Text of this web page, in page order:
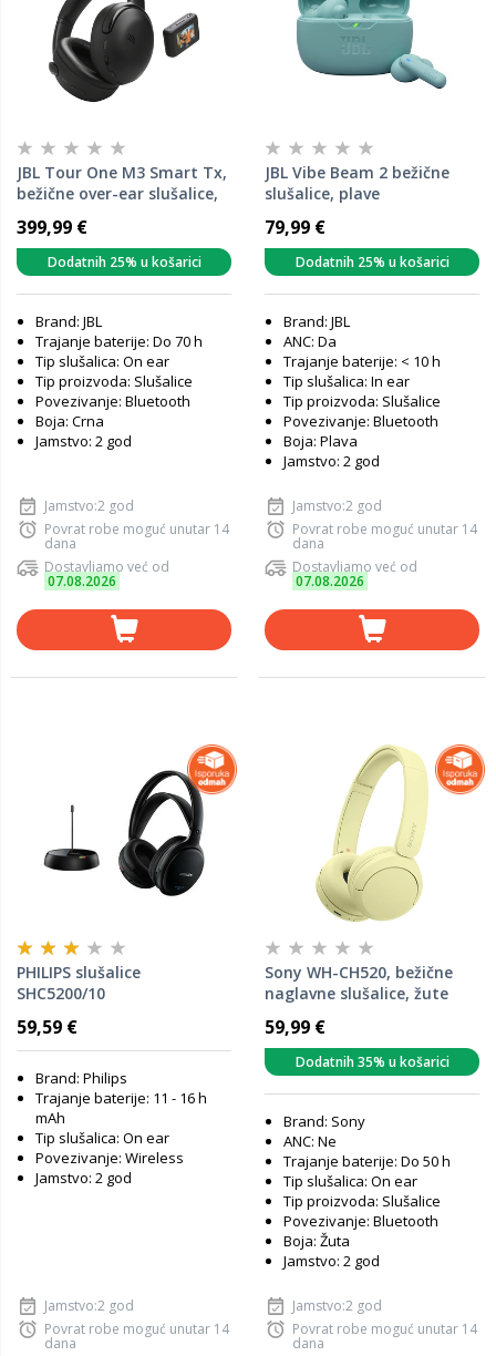
JBL Tour One M3 Smart Tx,
bežične over-ear slušalice,
399,99 €
Dodatnih 25% u košarici
Brand: JBL
Trajanje baterije: Do 70 h
Tip slušalica: On ear
Tip proizvoda: Slušalice
Povezivanje: Bluetooth
Boja: Crna
Jamstvo: 2 god
Jamstvo:2 god
Povrat robe moguć unutar 14
dana
Dostavljamo već od
07.08.2026
JBL Vibe Beam 2 bežične
slušalice, plave
79,99 €
Dodatnih 25% u košarici
Brand: JBL
ANC: Da
Trajanje baterije: < 10 h
Tip slušalica: In ear
Tip proizvoda: Slušalice
Povezivanje: Bluetooth
Boja: Plava
Jamstvo: 2 god
Jamstvo:2 god
Povrat robe moguć unutar 14
dana
Dostavljamo već od
07.08.2026
PHILIPS slušalice
SHC5200/10
59,59 €
Brand: Philips
Trajanje baterije: 11 - 16 h
mAh
Tip slušalica: On ear
Povezivanje: Wireless
Jamstvo: 2 god
Jamstvo:2 god
Povrat robe moguć unutar 14
dana
Sony WH-CH520, bežične
naglavne slušalice, žute
59,99 €
Dodatnih 35% u košarici
Brand: Sony
ANC: Ne
Trajanje baterije: Do 50 h
Tip slušalica: On ear
Tip proizvoda: Slušalice
Povezivanje: Bluetooth
Boja: Žuta
Jamstvo: 2 god
Jamstvo:2 god
Povrat robe moguć unutar 14
dana